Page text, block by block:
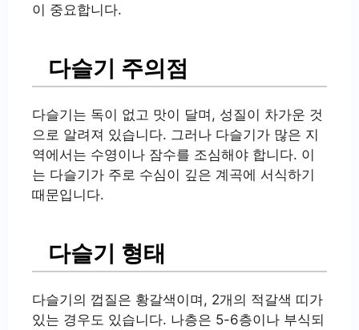
이 중요합니다.
다슬기 주의점
다슬기는 독이 없고 맛이 달며, 성질이 차가운 것
으로 알려져 있습니다. 그러나 다슬기가 많은 지
역에서는 수영이나 잠수를 조심해야 합니다. 이
는 다슬기가 주로 수심이 깊은 계곡에 서식하기
때문입니다.
다슬기 형태
다슬기의 껍질은 황갈색이며, 2개의 적갈색 띠가
있는 경우도 있습니다. 나층은 5-6층이나 부식되